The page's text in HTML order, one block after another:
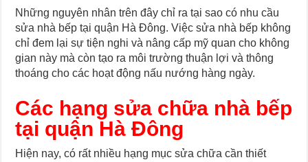
Những nguyên nhân trên đây chỉ ra tại sao có nhu cầu
sửa nhà bếp tại quận Hà Đông. Việc sửa nhà bếp không
chỉ đem lại sự tiện nghi và nâng cấp mỹ quan cho không
gian này mà còn tạo ra môi trường thuận lợi và thông
thoáng cho các hoạt động nấu nướng hàng ngày.
Các hạng sửa chữa nhà bếp
tại quận Hà Đông
Hiện nay, có rất nhiều hạng mục sửa chữa cần thiết